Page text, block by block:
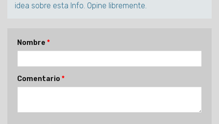
idea sobre esta Info. Opine libremente.
Nombre
Comentario